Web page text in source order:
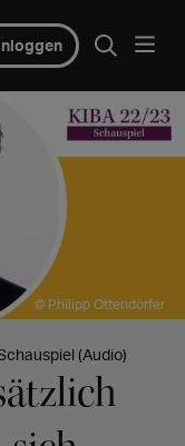
© Philipp Ottendörfer
(Audio)